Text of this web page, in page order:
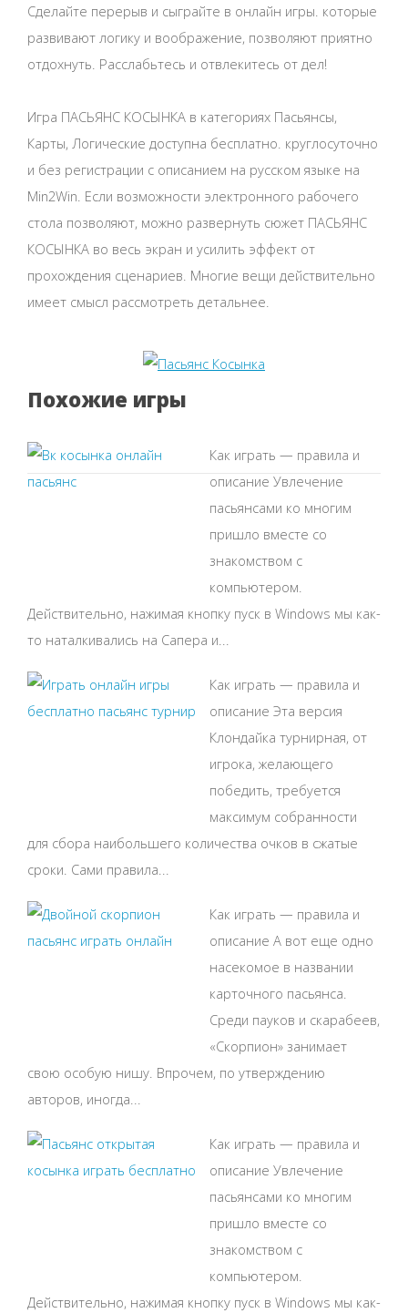
Сделайте перерыв и сыграйте в онлайн игры. которые
развивают логику и воображение, позволяют приятно
отдохнуть. Расслабьтесь и отвлекитесь от дел!
Игра ПАСЬЯНС КОСЫНКА в категориях Пасьянсы,
Карты, Логические доступна бесплатно. круглосуточно
и без регистрации с описанием на русском языке на
Min2Win. Если возможности электронного рабочего
стола позволяют, можно развернуть сюжет ПАСЬЯНС
КОСЫНКА во весь экран и усилить эффект от
прохождения сценариев. Многие вещи действительно
имеет смысл рассмотреть детальнее.
Похожие игры
Как играть — правила и
описание Увлечение
пасьянсами ко многим
пришло вместе со
знакомством с
компьютером.
Действительно, нажимая кнопку пуск в Windows мы как-
то наталкивались на Сапера и...
Как играть — правила и
описание Эта версия
Клондайка турнирная, от
игрока, желающего
победить, требуется
максимум собранности
для сбора наибольшего количества очков в сжатые
сроки. Сами правила...
Как играть — правила и
описание А вот еще одно
насекомое в названии
карточного пасьянса.
Среди пауков и скарабеев,
«Скорпион» занимает
свою особую нишу. Впрочем, по утверждению
авторов, иногда...
Как играть — правила и
описание Увлечение
пасьянсами ко многим
пришло вместе со
знакомством с
компьютером.
Действительно, нажимая кнопку пуск в Windows мы как-